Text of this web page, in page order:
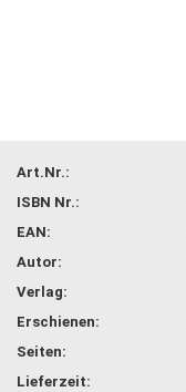
Art.Nr.:
ISBN Nr.:
EAN:
Autor:
Verlag:
Erschienen:
Seiten:
Lieferzeit: